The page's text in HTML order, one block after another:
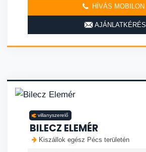
HÍVÁS MOBILON
AJÁNLATKÉRÉS
villanyszerelő
BILECZ ELEMÉR
Kiszállok egész Pécs területén